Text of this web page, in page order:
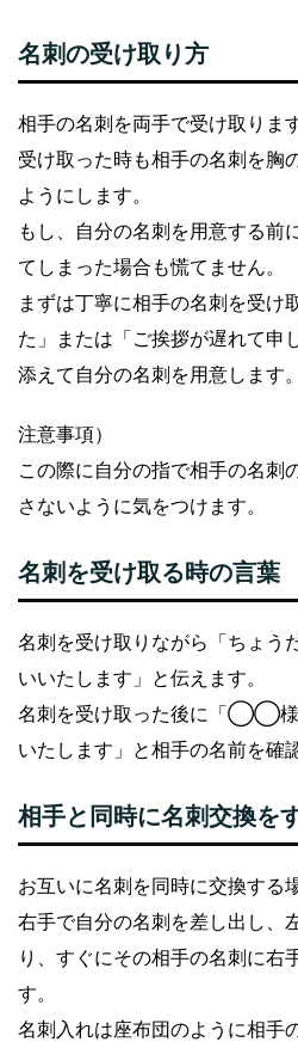
名刺の受け取り方
相手の名刺を両手で受け取ります
受け取った時も相手の名刺を胸
ようにします。
もし、自分の名刺を用意する前
てしまった場合も慌てません。
まずは丁寧に相手の名刺を受け
た」または「ご挨拶が遅れて申
添えて自分の名刺を用意します。
注意事項）
この際に自分の指で相手の名刺
さないように気をつけます。
名刺を受け取る時の言葉
名刺を受け取りながら「ちょう
いいたします」と伝えます。
名刺を受け取った後に「◯◯様
いたします」と相手の名前を確
相手と同時に名刺交換を
お互いに名刺を同時に交換する
右手で自分の名刺を差し出し、
り、すぐにその相手の名刺に右
す。
名刺入れは座布団のように相手